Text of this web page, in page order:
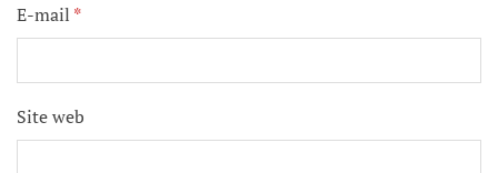
E-mail *
Site web